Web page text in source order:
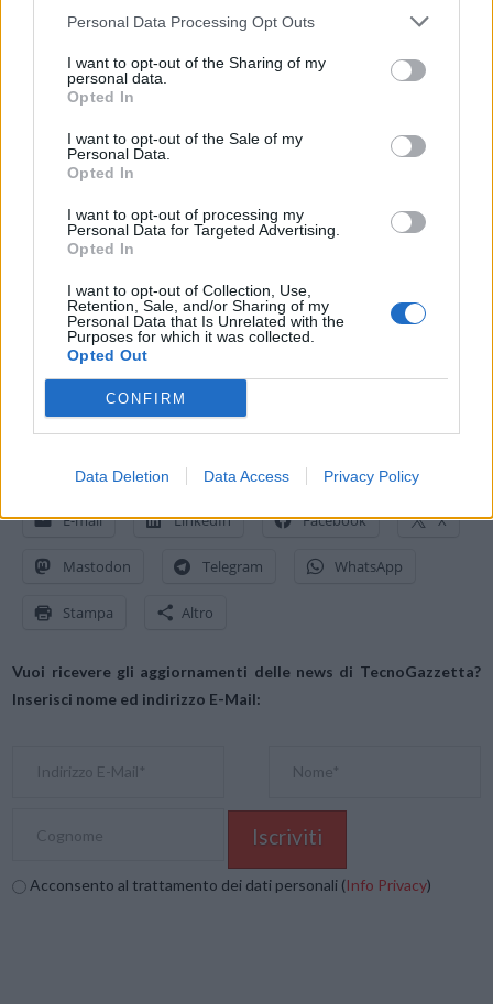
Personal Data Processing Opt Outs
I want to opt-out of the Sharing of my
personal data.
Opted In
I want to opt-out of the Sale of my
Personal Data.
Opted In
I want to opt-out of processing my
Personal Data for Targeted Advertising.
Opted In
I want to opt-out of Collection, Use,
Retention, Sale, and/or Sharing of my
Personal Data that Is Unrelated with the
Purposes for which it was collected.
Opted Out
CONFIRM
Data Deletion Data Access Privacy Policy
disponibiliplaylist dedicatecome Disney Hits e Sigle dei Cartoni
Animati, per divertirsi cantando e ballando sulle note delle canzoni
che amano di più, da Baby Shark ad Hakuna Matata de Il Re Leone.
Fino ad arrivare alla
Alexa, raccontami una storia”. Dopo aver impostato una
Routine apposita, basterà infatti dire
ascoltare una favola prima di addormentarsi. Condividere questo
momento speciale insieme alla famiglia sarà un’abitudine a cui non
vorranno più rinunciare! E per assicurarsi che non si addormentino
con le luci accese, basterà anche in questo caso
spegnere l’illuminazione della stanza ogni giorno all’ora stabilita
grazie ai dispositivi intelligenti con integrazione Alexa.
Condividi questo articolo:
E-mail LinkedIn Facebook X
Mastodon Telegram WhatsApp
Stampa Altro
Vuoi ricevere gli aggiornamenti delle news di TecnoGazzetta?
Inserisci nome ed indirizzo E-Mail:
Acconsento al trattamento dei dati personali (Info Privacy)